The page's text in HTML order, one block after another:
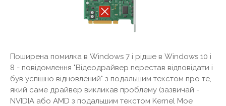
Поширена помилка в Windows 7 і рідше в Windows 10 і
8 - повідомлення "Відеодрайвер перестав відповідати і
був успішно відновлений" з подальшим текстом про те,
який саме драйвер викликав проблему (зазвичай -
NVIDIA або AMD з подальшим текстом Kernel Moe